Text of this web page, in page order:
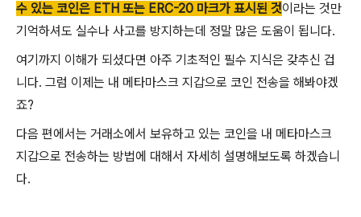
수 있는 코인은 ETH 또는 ERC-20 마크가 표시된 것이라는 것만
기억하셔도 실수나 사고를 방지하는데 정말 많은 도움이 됩니다.
여기까지 이해가 되셨다면 아주 기초적인 필수 지식은 갖추신 겁
니다. 그럼 이제는 내 메타마스크 지갑으로 코인 전송을 해봐야겠
죠?
다음 편에서는 거래소에서 보유하고 있는 코인을 내 메타마스크
지갑으로 전송하는 방법에 대해서 자세히 설명해보도록 하겠습니
다.